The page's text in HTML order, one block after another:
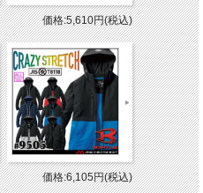
価格:5,610円(税込)
価格:6,105円(税込)